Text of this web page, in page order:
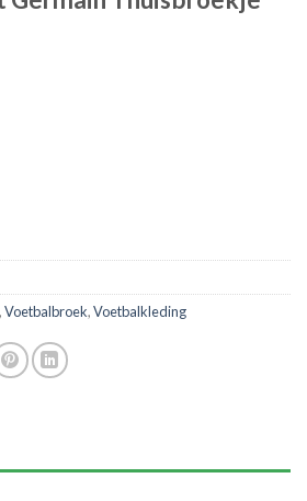
,Voetbalbroek,Voetbalkleding